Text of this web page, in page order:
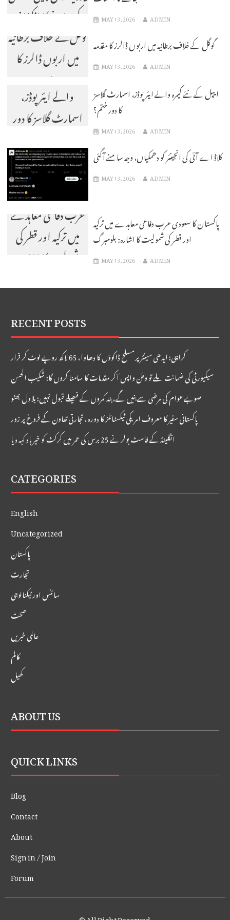
کیے جانے کا انکشاف
MAY 13, 2026 ADMIN
گوگل کے خلاف برطانیہ
میں اربوں ڈالرز کا
مقدمہ
گوگل کے خلاف برطانیہ میں اربوں ڈالرز کا مقدمہ
MAY 13, 2026 ADMIN
ایپل کے نئے کیمرہ
والے ایئر پوڈز،
اسمارٹ گلاسز کا دور
ایپل کے نئے کیمرہ والے ایئر پوڈز، اسمارٹ گلاسز
کا دور ختم؟
MAY 13, 2026 ADMIN
کلاڈ اے آئی کی انجینئر کو دھمکیاں، وجہ سامنے آگئی
MAY 13, 2026 ADMIN
پاکستان کا سعودی
عرب دفاعی معاہدے
میں ترکیہ اور قطر کی
شمولیت کا اشارہ:
پاکستان کا سعودی عرب دفاعی معاہدے میں ترکیہ
اور قطر کی شمولیت کا اشارہ: بلومبرگ
MAY 13, 2026 ADMIN
RECENT POSTS
کراچی: ایدھی سینٹر پر مسلح ڈاکوؤں کا دھاوا، 65 لاکھ روپے لوٹ کر فرار
سیکیورٹی کی ضمانت ملے تو وطن واپس آکر مقدمات کا سامنا کروں گا: شکیب الحسن
صوبے عوام کی مرضی سے بنیں گے، بند کمروں کے فیصلے قبول نہیں: بلاول بھٹو
پاکستانی سفیر کا معروف امریکی ٹیکسٹائلز کا دورہ، تجارتی تعاون کے فروغ پر زور
انگلینڈ کے فاسٹ بولر نے 25 برس کی عمر میں کرکٹ کو خیر باد کہہ دیا
CATEGORIES
English
Uncategorized
پاکستان
تجارت
سائنس اور ٹیکنالوجی
صحت
عالمی خبریں
کالم
کھیل
ABOUT US
QUICK LINKS
Blog
Contact
About
Sign in / Join
Forum